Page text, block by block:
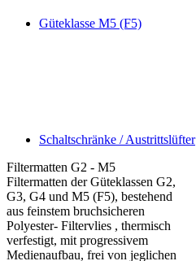
Güteklasse M5 (F5)
Schaltschränke / Austrittslüfter
Filtermatten G2 - M5
Filtermatten der Güteklassen G2,
G3, G4 und M5 (F5), bestehend
aus feinstem bruchsicheren
Polyester- Filtervlies , thermisch
verfestigt, mit progressivem
Medienaufbau, frei von jeglichen